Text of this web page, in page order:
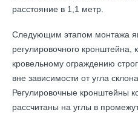
расстояние в 1,1 метр.
Следующим этапом монтажа
регулировочного кронштейна,
кровельному ограждению
вне зависимости от угла
Регулировочные кронштейны
рассчитаны на углы в